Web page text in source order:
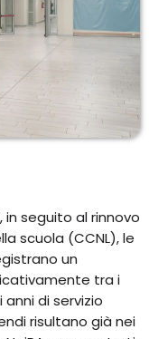
in seguito al rinnovo
scuola (CCNL), le
un
tra i
anni di servizio
risultano già nei